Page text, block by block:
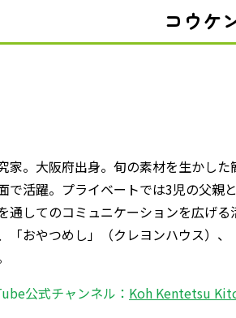
コウケ
家。大阪府出身。旬の素材を生かし
で活躍。プライベートでは3児の父親
通してのコミュニケーションを広げ
「おやつめし」（クレヨンハウス）
公式チャンネル： Koh Kentetsu